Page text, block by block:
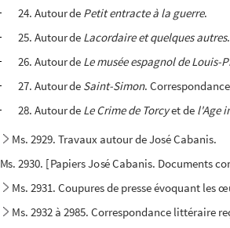
24. Autour de Petit entracte à la guerre.
25. Autour de Lacordaire et quelques autres
26. Autour de Le musée espagnol de Louis-
27. Autour de Saint-Simon.
28. Autour de Le Crime de Torcyet de l'Age
Ms. 2929. Travaux autour de José Cabanis.
Ms. 2930. [Papiers José Cabanis. Documents
Ms. 2931. Coupures de presse évoquant les
Ms. 2932 à 2985. Correspondance littéraire